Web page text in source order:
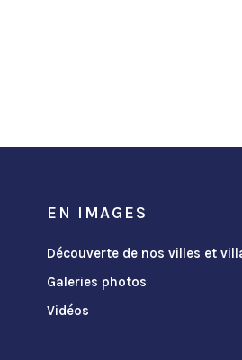
EN IMAGES
Découverte de nos villes et
Galeries photos
Vidéos